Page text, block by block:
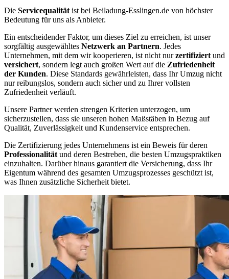
Die Servicequalität ist bei Beiladung-Esslingen.de von höchster
Bedeutung für uns als Anbieter.
Ein entscheidender Faktor, um dieses Ziel zu erreichen, ist unser
sorgfältig ausgewähltes Netzwerk an Partnern. Jedes
Unternehmen, mit dem wir kooperieren, ist nicht nurzertifiziert und
versichert, sondern legt auch großen Wert auf die Zufriedenheit
der Kunden. Diese Standards gewährleisten, dass Ihr Umzug nicht
nur reibungslos, sondern auch sicher und zu Ihrer vollsten
Zufriedenheit verläuft.
Unsere Partner werden strengen Kriterien unterzogen, um
sicherzustellen, dass sie unseren hohen Maßstäben in Bezug auf
Qualität, Zuverlässigkeit und Kundenservice entsprechen.
Die Zertifizierung jedes Unternehmens ist ein Beweis für deren
Professionalität und deren Bestreben, die besten Umzugspraktiken
einzuhalten. Darüber hinaus garantiert die Versicherung, dass Ihr
Eigentum während des gesamten Umzugsprozesses geschützt ist,
was Ihnen zusätzliche Sicherheit bietet.